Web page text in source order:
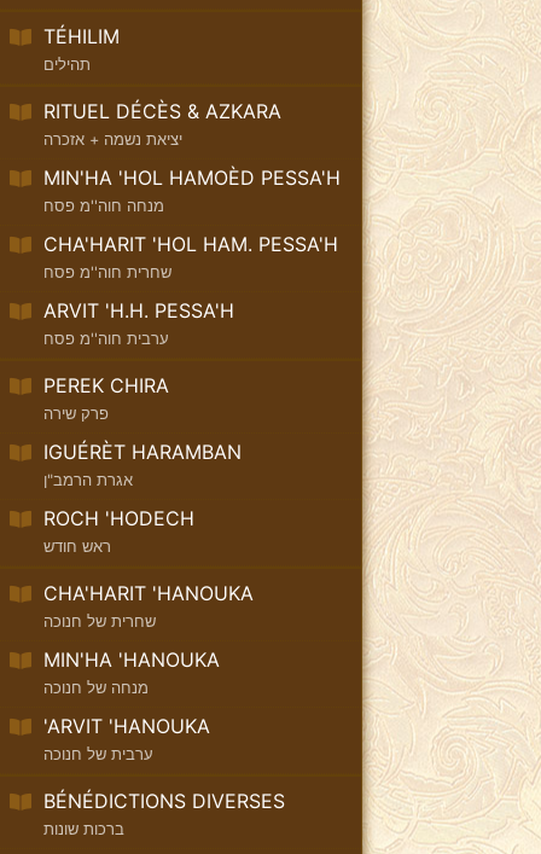
TÉHILIM
תהילים
RITUEL DÉCÈS & AZKARA
יציאת נשמה + אזכרה
MIN'HA 'HOL HAMOÈD PESSA'H
מנחה חוה''מ פסח
CHA'HARIT 'HOL HAM. PESSA'H
שחרית חוה''מ פסח
ARVIT 'H.H. PESSA'H
ערבית חוה''מ פסח
PEREK CHIRA
פרק שירה
IGUÉRÈT HARAMBAN
אגרת הרמב"ן
ROCH 'HODECH
ראש חודש
CHA'HARIT 'HANOUKA
שחרית של חנוכה
MIN'HA 'HANOUKA
מנחה של חנוכה
'ARVIT 'HANOUKA
ערבית של חנוכה
BÉNÉDICTIONS DIVERSES
ברכות שונות